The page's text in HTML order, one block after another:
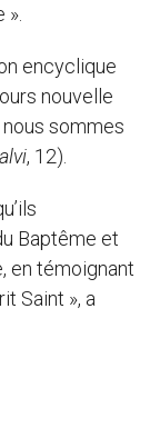
encyclique
nouvelle
nous sommes
, 12).
Baptême et
en témoignant
Saint », a